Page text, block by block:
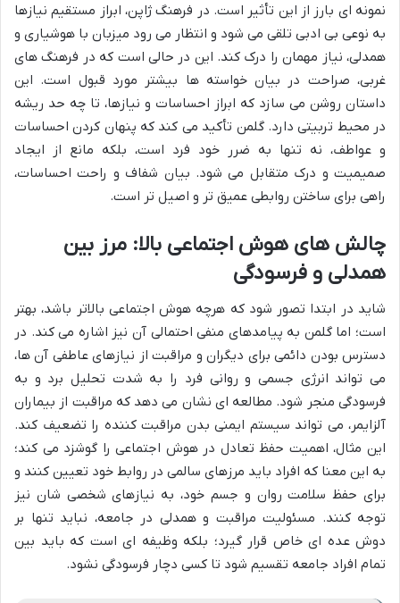
نمونه ای بارز از این تأثیر است. در فرهنگ ژاپن، ابراز مستقیم نیازها
به نوعی بی ادبی تلقی می شود و انتظار می رود میزبان با هوشیاری و
همدلی، نیاز مهمان را درک کند. این در حالی است که در فرهنگ های
غربی، صراحت در بیان خواسته ها بیشتر مورد قبول است. این
داستان روشن می سازد که ابراز احساسات و نیازها، تا چه حد ریشه
در محیط تربیتی دارد. گلمن تأکید می کند که پنهان کردن احساسات
و عواطف، نه تنها به ضرر خود فرد است، بلکه مانع از ایجاد
صمیمیت و درک متقابل می شود. بیان شفاف و راحت احساسات،
راهی برای ساختن روابطی عمیق تر و اصیل تر است.
چالش های هوش اجتماعی بالا: مرز بین
همدلی و فرسودگی
شاید در ابتدا تصور شود که هرچه هوش اجتماعی بالاتر باشد، بهتر
است؛ اما گلمن به پیامدهای منفی احتمالی آن نیز اشاره می کند. در
دسترس بودن دائمی برای دیگران و مراقبت از نیازهای عاطفی آن ها،
می تواند انرژی جسمی و روانی فرد را به شدت تحلیل برد و به
فرسودگی منجر شود. مطالعه ای نشان می دهد که مراقبت از بیماران
آلزایمر، می تواند سیستم ایمنی بدن مراقبت کننده را تضعیف کند.
این مثال، اهمیت حفظ تعادل در هوش اجتماعی را گوشزد می کند؛
به این معنا که افراد باید مرزهای سالمی در روابط خود تعیین کنند و
برای حفظ سلامت روان و جسم خود، به نیازهای شخصی شان نیز
توجه کنند. مسئولیت مراقبت و همدلی در جامعه، نباید تنها بر
دوش عده ای خاص قرار گیرد؛ بلکه وظیفه ای است که باید بین
تمام افراد جامعه تقسیم شود تا کسی دچار فرسودگی نشود.